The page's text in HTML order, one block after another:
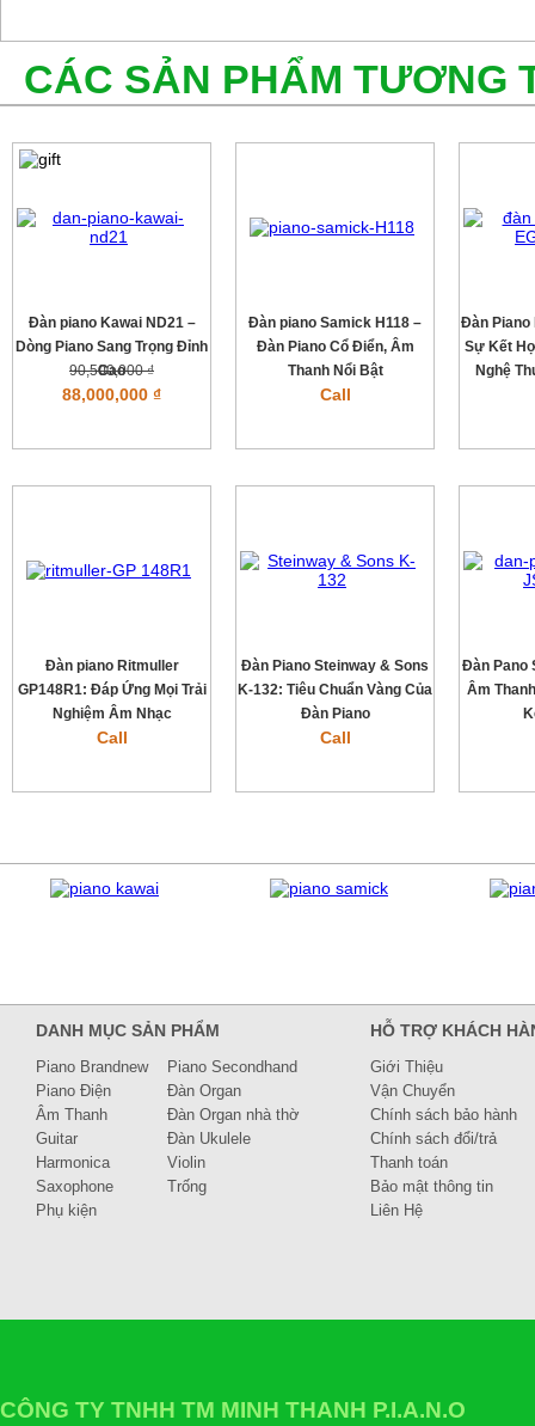
CÁC SẢN PHẨM TƯƠNG
Đàn piano Kawai ND21 –
Dòng Piano Sang Trọng Đỉnh
Cao
90,500,000 ₫
88,000,000 ₫
Đàn piano Samick H118 –
Đàn Piano Cổ Điển, Âm
Thanh Nổi Bật
Call
Đàn Piano
Sự Kết
Nghệ
Đàn piano Ritmuller
GP148R1: Đáp Ứng Mọi Trải
Nghiệm Âm Nhạc
Call
Đàn Piano Steinway & Sons
K-132: Tiêu Chuẩn Vàng Của
Đàn Piano
Call
Đàn Pano
Âm
DANH MỤC SẢN PHẨM
Piano Brandnew
Piano Secondhand
Piano Điện
Đàn Organ
Âm Thanh
Đàn Organ nhà thờ
Guitar
Đàn Ukulele
Harmonica
Violin
Saxophone
Trống
Phụ kiện
HỖ TRỢ KHÁCH
Giới Thiệu
Vận Chuyển
Chính sách bảo hành
Chính sách đổi/trả
Thanh toán
Bảo mật thông tin
Liên Hệ
CÔNG TY TNHH TM MINH THANH P.I.A.N.O